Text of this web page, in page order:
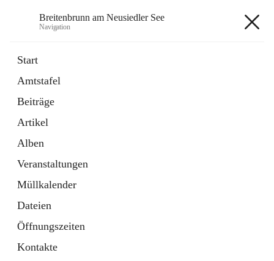
Breitenbrunn am Neusiedler See
Navigation
Start
Amtstafel
Beiträge
Artikel
Alben
Veranstaltungen
Müllkalender
Dateien
Öffnungszeiten
Kontakte
18 Schnellzugriffe
Gemeindeservice